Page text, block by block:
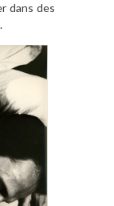
dans des